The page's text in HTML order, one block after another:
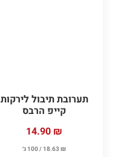
תערובת תיבול לירקות
קייפ הרבס
14.90 ₪
18.63 ₪ / 100 ג׳